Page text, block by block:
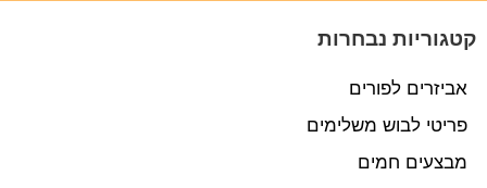
קטגוריות נבחרות
אביזרים לפורים
פריטי לבוש משלימים
מבצעים חמים